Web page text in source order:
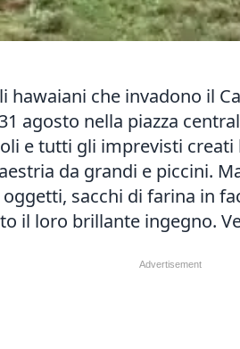
hawaiani che invadono il
agosto nella piazza
e tutti gli imprevisti
da grandi e piccini.
sacchi di farina in
il loro brillante ingegno.